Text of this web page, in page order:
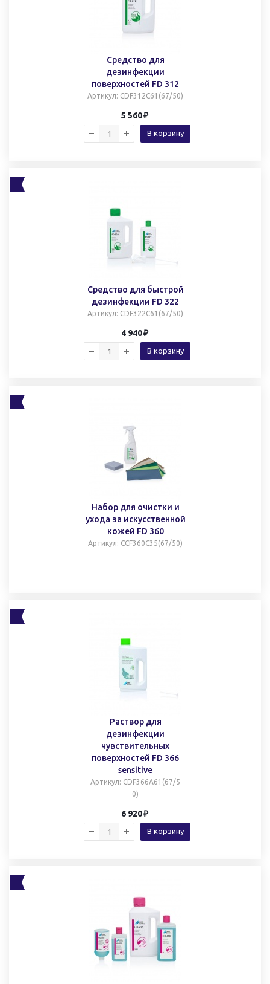
Средство для
дезинфекции
поверхностей FD 312
Артикул: CDF312C61(67/50)
5 560
В корзину
Средство для быстрой
дезинфекции FD 322
Артикул: CDF322C61(67/50)
4 940
В корзину
Набор для очистки и
ухода за искусственной
кожей FD 360
Артикул: CCF360C35(67/50)
Раствор для
дезинфекции
чувствительных
поверхностей FD 366
sensitive
Артикул: CDF366A61(67/5
0)
6 920
В корзину